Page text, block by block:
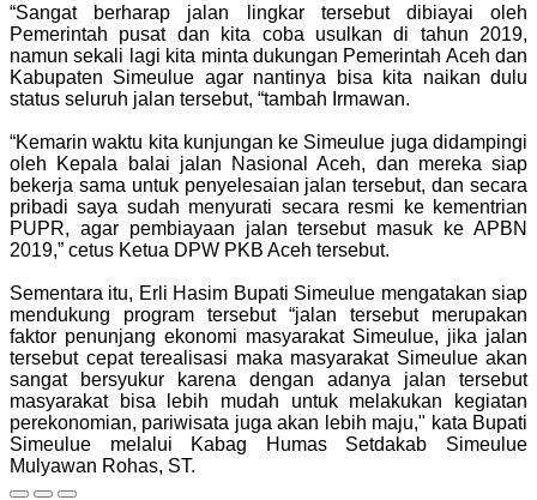
“Sangat berharap jalan lingkar tersebut dibiayai oleh
Pemerintah pusat dan kita coba usulkan di tahun 2019,
namun sekali lagi kita minta dukungan Pemerintah Aceh dan
Kabupaten Simeulue agar nantinya bisa kita naikan dulu
status seluruh jalan tersebut, “tambah Irmawan.
“Kemarin waktu kita kunjungan ke Simeulue juga didampingi
oleh Kepala balai jalan Nasional Aceh, dan mereka siap
bekerja sama untuk penyelesaian jalan tersebut, dan secara
pribadi saya sudah menyurati secara resmi ke kementrian
PUPR, agar pembiayaan jalan tersebut masuk ke APBN
2019,” cetus Ketua DPW PKB Aceh tersebut.
Sementara itu, Erli Hasim Bupati Simeulue mengatakan siap
mendukung program tersebut “jalan tersebut merupakan
faktor penunjang ekonomi masyarakat Simeulue, jika jalan
tersebut cepat terealisasi maka masyarakat Simeulue akan
sangat bersyukur karena dengan adanya jalan tersebut
masyarakat bisa lebih mudah untuk melakukan kegiatan
perekonomian, pariwisata juga akan lebih maju," kata Bupati
Simeulue melalui Kabag Humas Setdakab Simeulue
Mulyawan Rohas, ST.